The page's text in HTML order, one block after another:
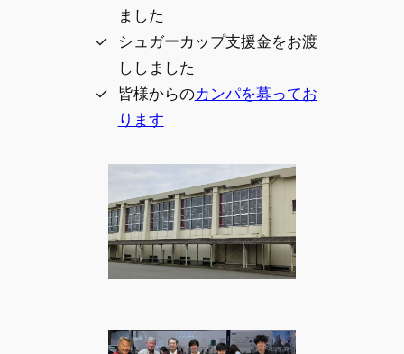
ました
シュガーカップ支援金をお渡
ししました
皆様からのカンパを募ってお
ります